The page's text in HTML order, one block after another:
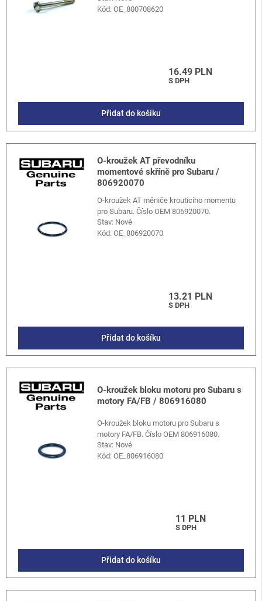
Kód:OE_800708620
16.49 PLN
S DPH
Přidat do košíku
O-kroužek AT převodníku
momentové skříně pro Subaru /
806920070
O-kroužek AT měniče krouticího momentu
pro Subaru. Číslo OEM 806920070.
Stav: Nové
Kód:OE_806920070
13.21 PLN
S DPH
Přidat do košíku
O-kroužek bloku motoru pro Subaru s
motory FA/FB / 806916080
O-kroužek bloku motoru pro Subaru s
motory FA/FB. Číslo OEM 806916080.
Stav: Nové
Kód:OE_806916080
11 PLN
S DPH
Přidat do košíku